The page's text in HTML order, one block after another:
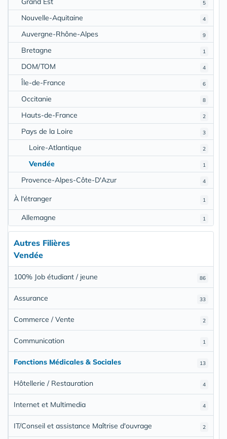
5
4
Nouvelle-Aquitaine
9
Auvergne-Rhône-Alpes
1
Bretagne
4
DOM/TOM
6
Île-de-France
8
Occitanie
2
Hauts-de-France
3
Pays de la Loire
2
Loire-Atlantique
1
Vendée
4
Provence-Alpes-Côte-D'Azur
1
À l'étranger
1
Allemagne
Autres Filières
Vendée
86
100% Job étudiant / jeune
33
Assurance
2
Commerce / Vente
1
Communication
13
Fonctions Médicales & Sociales
4
Hôtellerie / Restauration
4
Internet et Multimedia
2
IT/Conseil et assistance Maîtrise d'ouvrage